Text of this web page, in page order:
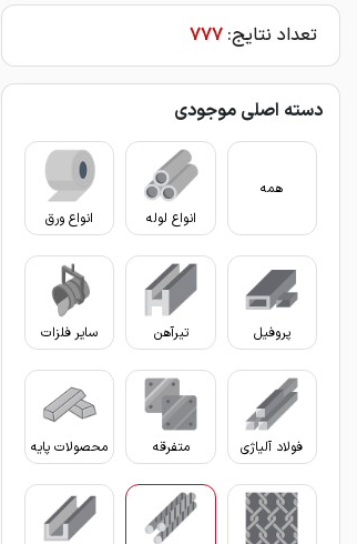
تعداد نتایج: 777
دسته اصلی موجودی
همه
انواع لوله
انواع ورق
پروفیل تیرآهن سایر فلزات
فولاد آلیاژی متفرقه محصولات پایه